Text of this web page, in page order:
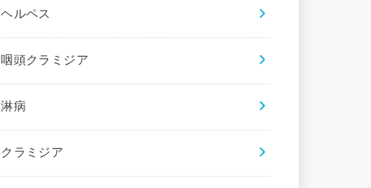
ヘルペス
咽頭クラミジア
淋病
クラミジア